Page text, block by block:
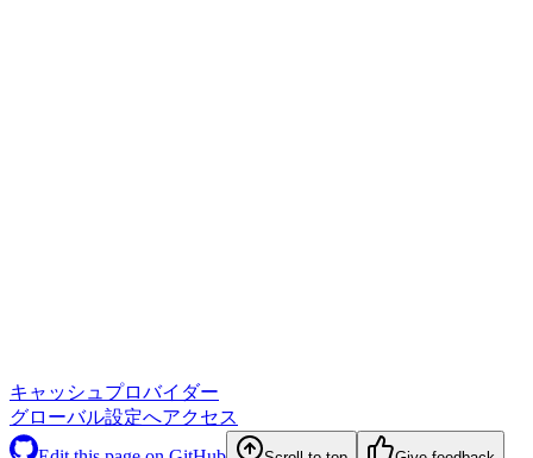
キャッシュプロバイダー
グローバル設定へアクセス